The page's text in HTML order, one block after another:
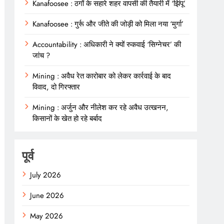
Kanafoosee : ठगों के सहारे शहर वापसी की तैयारी में ‘झिंपू’
Kanafoosee : गुर्रू और जीते की जोड़ी को मिला नया ‘मुर्गा’
Accountability : अधिकारी ने क्यों रुकवाई ‘सिग्नेचर’ की
जांच ?
Mining : अवैध रेत कारोबार को लेकर कार्रवाई के बाद
विवाद, दो गिरफ्तार
Mining : अर्जुन और नीलेश कर रहे अवैध उत्खनन,
किसानों के खेत हो रहे बर्बाद
पूर्व
July 2026
June 2026
May 2026